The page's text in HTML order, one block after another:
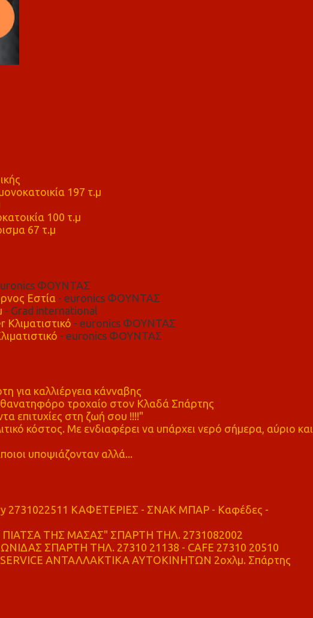
197 τ.μ
100 τ.μ
67 τ.μ
ΦΟΥΝΤΑΣ
Εστία - euronics ΦΟΥΝΤΑΣ
- Grad international
- euronics ΦΟΥΝΤΑΣ
- euronics ΦΟΥΝΤΑΣ
καλλιέργεια κάνναβης
τροχαίο στον Κλαδά Σπάρτης
επιτυχίες στη ζωή σου !!!!"
κόστος. Με ενδιαφέρει να υπάρχει νερό σήμερα, αύριο και
υποψιάζονταν αλλά...
2731022511 ΚΑΦΕΤΕΡΙΕΣ - ΣΝΑΚ ΜΠΑΡ - Καφέδες -
ΤΗΣ ΜΑΣΑΣ" ΣΠΑΡΤΗ ΤΗΛ. 2731082002
ΣΠΑΡΤΗ ΤΗΛ. 27310 21138 - CAFE 27310 20510
ΑΝΤΑΛΛΑΚΤΙΚΑ ΑΥΤΟΚΙΝΗΤΩΝ 2οχλμ. Σπάρτης